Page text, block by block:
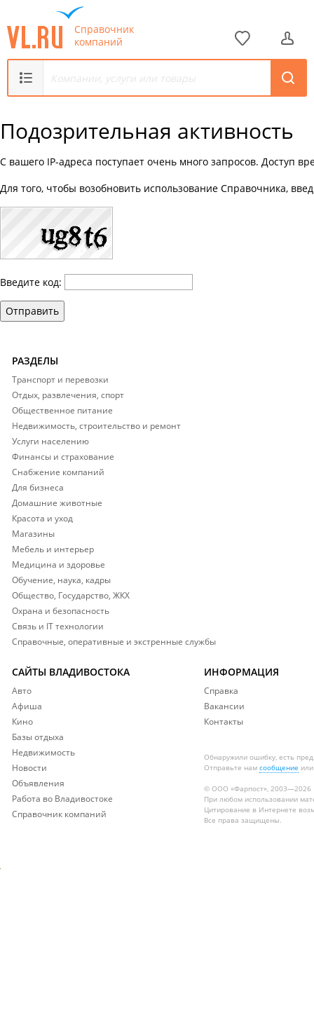
Справочник
компаний
Подозрительная активность
С вашего IP-адреса поступает очень много запросов. Доступ
Для того, чтобы возобновить использование Справочника,
Введите код:
Отправить
РАЗДЕЛЫ
Транспорт и перевозки
Отдых, развлечения, спорт
Общественное питание
Недвижимость, строительство и ремонт
Услуги населению
Финансы и страхование
Снабжение компаний
Для бизнеса
Домашние животные
Красота и уход
Магазины
Мебель и интерьер
Медицина и здоровье
Обучение, наука, кадры
Общество, Государство, ЖКХ
Охрана и безопасность
Связь и IT технологии
Справочные, оперативные и экстренные службы
САЙТЫ ВЛАДИВОСТОКА
Авто
Афиша
Кино
Базы отдыха
Недвижимость
Новости
Объявления
Работа во Владивостоке
Справочник компаний
ИНФОРМАЦИЯ
Справка
Вакансии
Контакты
Обнаружили ошибку, есть
Отправьте нам сообщение
© ООО «Фарпост», 2003—2026
При любом использовании
Цитирование в Интернете
Все права защищены.